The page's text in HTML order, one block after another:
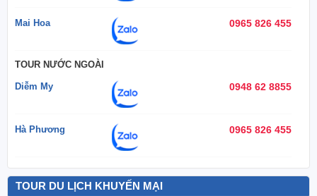
Mai Hoa 0965 826 455
TOUR NƯỚC NGOÀI
Diễm My 0948 62 8855
Hà Phương 0965 826 455
TOUR DU LỊCH KHUYẾN MẠI